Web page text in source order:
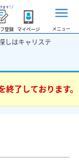
登録 マイページ メニュー
しはキャリステ
了しております。